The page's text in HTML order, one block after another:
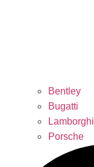
Bentley
Bugatti
Porsche